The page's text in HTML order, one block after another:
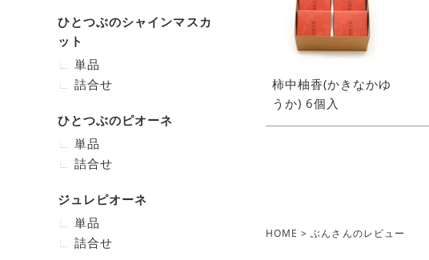
柿中柚香(かきなかゆ
うか) 6個入
HOME ぶんさんのレビュー
ひとつぶのシャインマスカ
ット
単品
詰合せ
ひとつぶのピオーネ
単品
詰合せ
ジュレピオーネ
単品
詰合せ